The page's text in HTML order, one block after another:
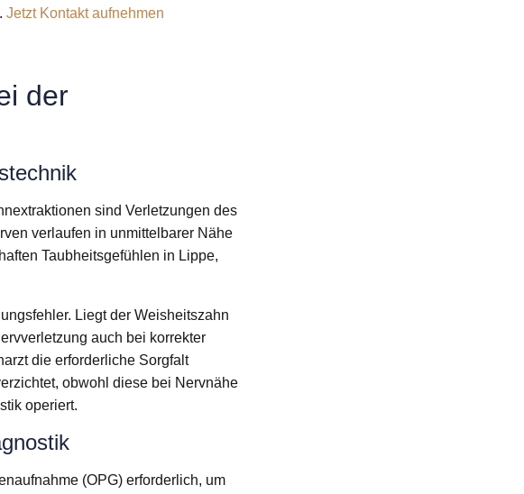
. Jetzt Kontakt aufnehmen
der
sind Verletzungen des
verlaufen in unmittelbarer Nähe
Taubheitsgefühlen in Lippe,
Liegt der Weisheitszahn
auch bei korrekter
die erforderliche Sorgfalt
obwohl diese bei Nervnähe
operiert.
(OPG) erforderlich, um